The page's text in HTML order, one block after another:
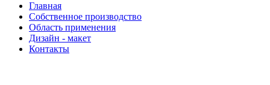
Главная
Собственное производство
Область применения
Дизайн - макет
Контакты